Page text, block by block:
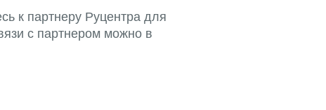
к партнеру Руцентра для
с партнером можно в